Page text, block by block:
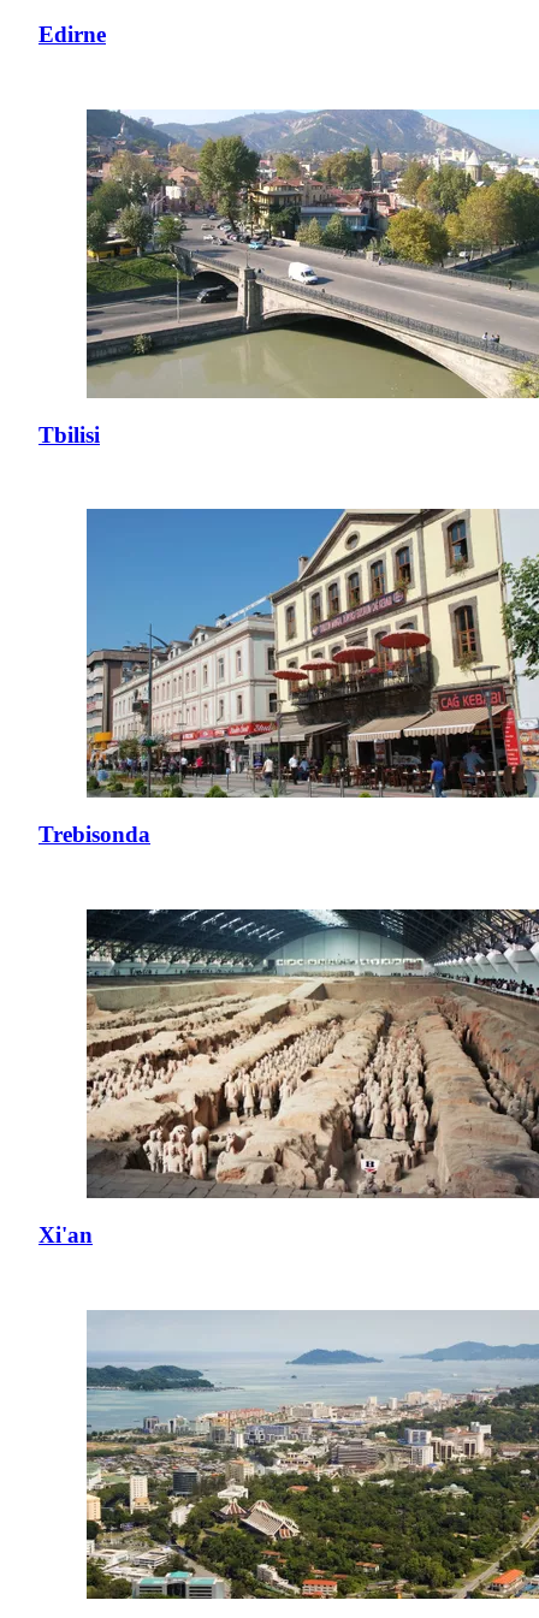
Edirne
Tbilisi
Trebisonda
Xi'an